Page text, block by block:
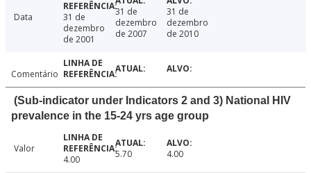
Data
31 de
dezembro
de 2001
31 de
dezembro
de 2007
31 de
dezembro
de 2010
Comentário
(Sub-indicator under Indicators 2 and 3) National HIV
prevalence in the 15-24 yrs age group
Valor
4.00
5.70 4.00